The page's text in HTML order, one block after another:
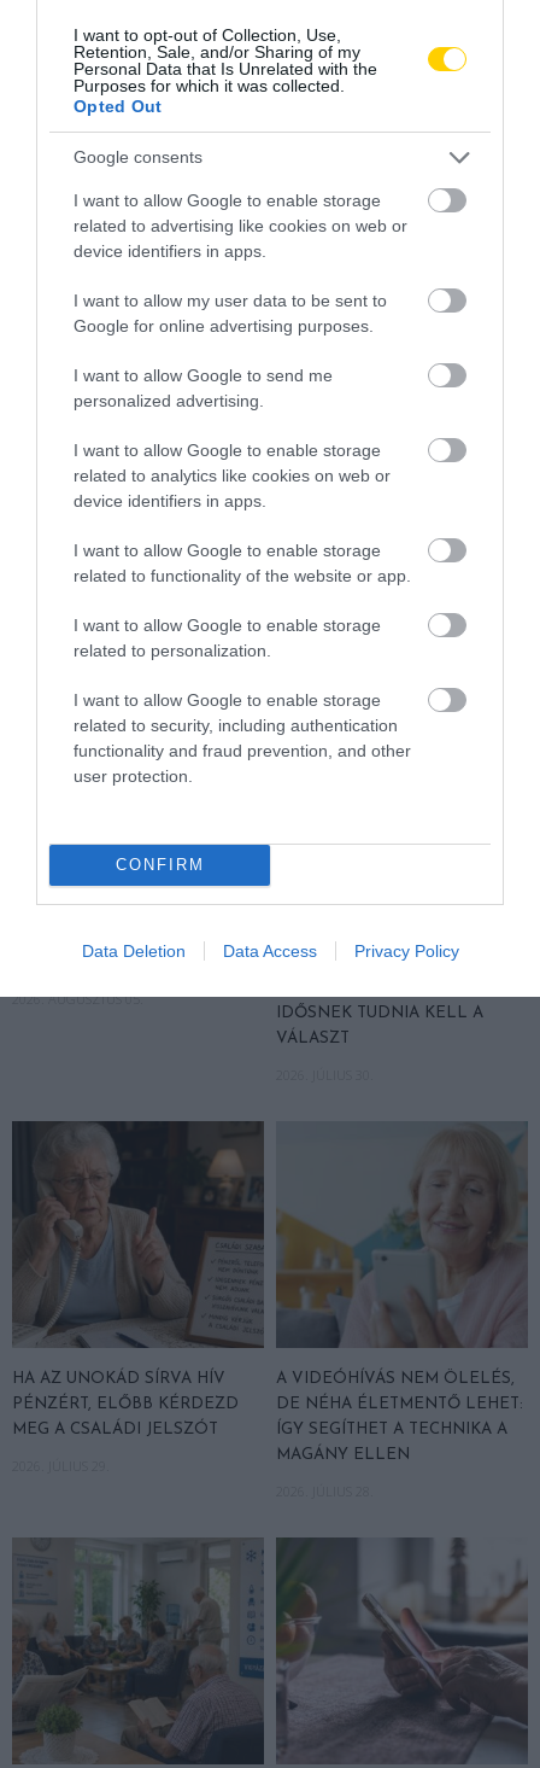
I want to opt-out of Collection, Use,
Retention, Sale, and/or Sharing of my
Personal Data that Is Unrelated with the
Purposes for which it was collected.
Opted Out
Google consents
I want to allow Google to enable storage
related to advertising like cookies on web or
device identifiers in apps.
I want to allow my user data to be sent to
Google for online advertising purposes.
I want to allow Google to send me
personalized advertising.
I want to allow Google to enable storage
related to analytics like cookies on web or
device identifiers in apps.
I want to allow Google to enable storage
related to functionality of the website or app.
I want to allow Google to enable storage
related to personalization.
I want to allow Google to enable storage
related to security, including authentication
functionality and fraud prevention, and other
user protection.
CONFIRM
Data Deletion Data Access Privacy Policy
BÁL BULI PARTY TÁNC
MENNI A PIACRA?
2026. AUGUSZTUS 05.
VAN A SZOLGÁLTATÁS? 7
IDŐSNEK TUDNIA KELL A
VÁLASZT
HA AZ UNOKÁD SÍRVA HÍV
PÉNZÉRT, ELŐBB KÉRDEZD
MEG A CSALÁDI JELSZÓT
A VIDEÓHÍVÁS NEM ÖLELÉS,
DE NÉHA ÉLETMENTŐ LEHET:
ÍGY SEGÍTHET A TECHNIKA A
MAGÁNY ELLEN